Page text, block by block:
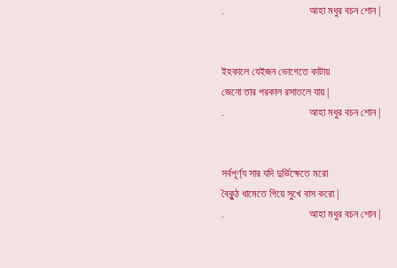
. আহা মধুর বচন শোন |
ইহকালে যেইজন ভোগেতে কাটায়
জেনো তার পরকাল রসাতলে যায় |
. আহা মধুর বচন শোন |
সর্বপূর্ণ্য সার যদি দুর্ভিক্ষেতে মরো
বৈকুন্ঠ ধামেতে গিয়ে সুখে বাস করো |
. আহা মধুর বচন শোন |